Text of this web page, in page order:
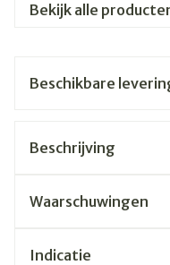
Bekijk alle
Beschikbare
Beschrijving
Waarschuwingen
Indicatie